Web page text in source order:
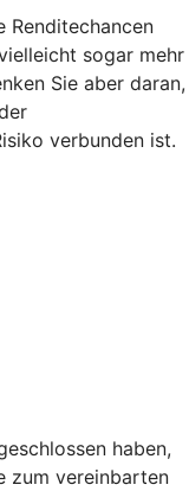
Renditechancen
sogar mehr
Sie aber daran,
verbunden ist.
haben,
zum vereinbarten